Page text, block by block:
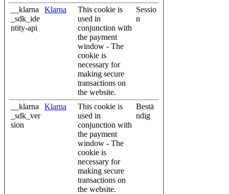
__klarna
_sdk_ide
ntity-api
Klarna
This cookie is
used in
conjunction with
the payment
window - The
cookie is
necessary for
making secure
transactions on
the website.
Sessio
n
__klarna
_sdk_ver
sion
Klarna
This cookie is
used in
conjunction with
the payment
window - The
cookie is
necessary for
making secure
transactions on
the website.
Bestä
ndig